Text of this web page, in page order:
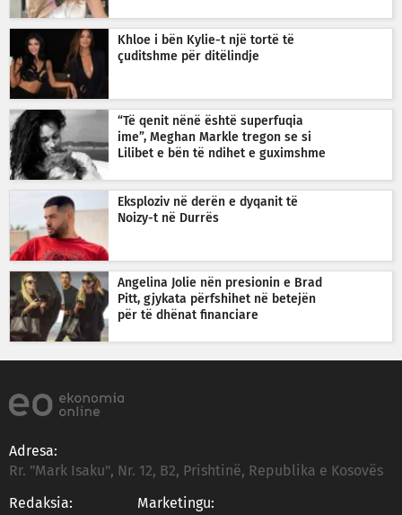
Khloe i bën Kylie-t një tortë të
çuditshme për ditëlindje
“Të qenit nënë është superfuqia
ime”, Meghan Markle tregon se si
Lilibet e bën të ndihet e guximshme
Eksploziv në derën e dyqanit të
Noizy-t në Durrës
Angelina Jolie nën presionin e Brad
Pitt, gjykata përfshihet në betejën
për të dhënat financiare
Adresa:
Rr. "Mark Isaku", Nr. 12, B2, Prishtinë, Republika e Kosovës
Redaksia:
Marketingu: